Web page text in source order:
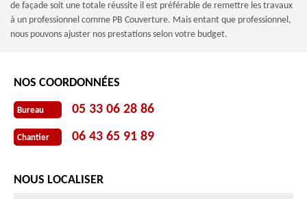
de façade soit une totale réussite il est préférable de remettre les travaux
à un professionnel comme PB Couverture. Mais entant que professionnel,
nous pouvons ajuster nos prestations selon votre budget.
NOS COORDONNÉES
Bureau 05 33 06 28 86
Chantier 06 43 65 91 89
NOUS LOCALISER